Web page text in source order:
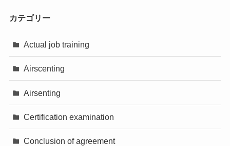
カテゴリー
Actual job training
Airscenting
Airsenting
Certification examination
Conclusion of agreement